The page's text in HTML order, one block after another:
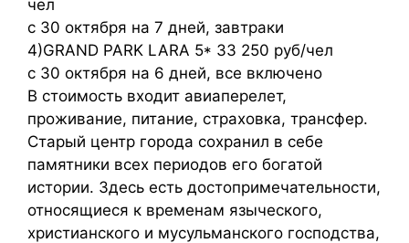
чел
с 30 октября на 7 дней, завтраки
4)GRAND PARK LARA 5* 33 250 руб/чел
с 30 октября на 6 дней, все включено
В стоимость входит авиаперелет,
проживание, питание, страховка, трансфер.
Старый центр города сохранил в себе
памятники всех периодов его богатой
истории. Здесь есть достопримечательности,
относящиеся к временам языческого,
христианского и мусульманского господства,